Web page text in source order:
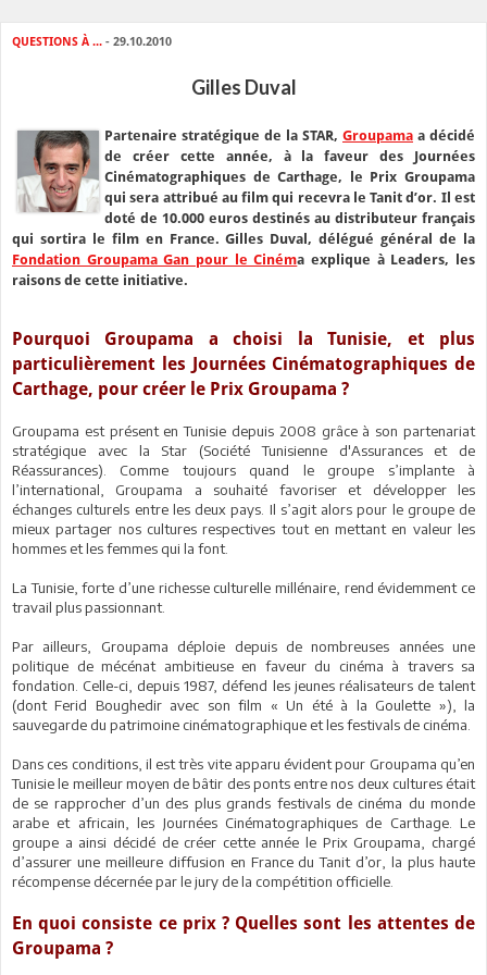
QUESTIONS À ... - 29.10.2010
Gilles Duval
Partenaire stratégique de la STAR, Groupama a décidé
de créer cette année, à la faveur des Journées
Cinématographiques de Carthage, le Prix Groupama
qui sera attribué au film qui recevra le Tanit d’or. Il est
doté de 10.000 euros destinés au distributeur français
qui sortira le film en France. Gilles Duval, délégué général de la
Fondation Groupama Gan pour le Cinéma explique à Leaders, les
raisons de cette initiative.
Pourquoi Groupama a choisi la Tunisie, et plus
particulièrement les Journées Cinématographiques de
Carthage, pour créer le Prix Groupama ?
Groupama est présent en Tunisie depuis 2008 grâce à son partenariat
stratégique avec la Star (Société Tunisienne d'Assurances et de
Réassurances). Comme toujours quand le groupe s’implante à
l’international, Groupama a souhaité favoriser et développer les
échanges culturels entre les deux pays. Il s’agit alors pour le groupe de
mieux partager nos cultures respectives tout en mettant en valeur les
hommes et les femmes qui la font.
La Tunisie, forte d’une richesse culturelle millénaire, rend évidemment ce
travail plus passionnant.
Par ailleurs, Groupama déploie depuis de nombreuses années une
politique de mécénat ambitieuse en faveur du cinéma à travers sa
fondation. Celle-ci, depuis 1987, défend les jeunes réalisateurs de talent
(dont Ferid Boughedir avec son film « Un été à la Goulette »), la
sauvegarde du patrimoine cinématographique et les festivals de cinéma.
Dans ces conditions, il est très vite apparu évident pour Groupama qu’en
Tunisie le meilleur moyen de bâtir des ponts entre nos deux cultures était
de se rapprocher d’un des plus grands festivals de cinéma du monde
arabe et africain, les Journées Cinématographiques de Carthage. Le
groupe a ainsi décidé de créer cette année le Prix Groupama, chargé
d’assurer une meilleure diffusion en France du Tanit d’or, la plus haute
récompense décernée par le jury de la compétition officielle.
En quoi consiste ce prix ? Quelles sont les attentes de
Groupama ?